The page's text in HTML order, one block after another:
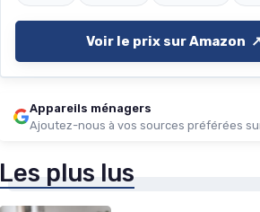
Voir le prix sur Amazon
Appareils ménagers
Ajoutez-nous à vos sources préférées
Les plus lus